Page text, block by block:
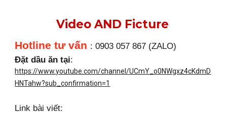
Video AND Ficture
Hotline tư vấn : 0903 057 867 (ZALO)
Đặt dầu ăn tại:
https://www.youtube.com/channel/UCmY_o0NWgxz4cKdmD
HNTahw?sub_confirmation=1
Link bài viết: